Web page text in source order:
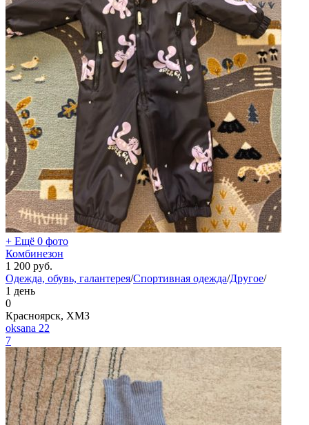
+ Ещё 0 фото
Комбинезон
1 200 руб.
Одежда, обувь, галантерея/Спортивная одежда/Другое/
1 день
0
Красноярск, ХМЗ
oksana 22
7